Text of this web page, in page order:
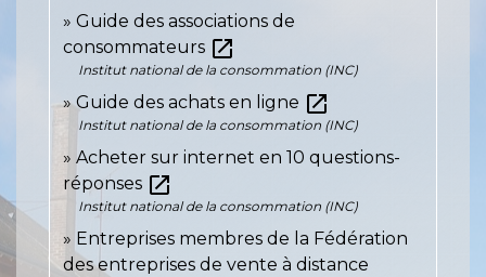
Guide des associations de
consommateurs open_in_new
Institut national de la consommation (INC)
Guide des achats en ligne open_in_new
Institut national de la consommation (INC)
Acheter sur internet en 10 questions-
réponses open_in_new
Institut national de la consommation (INC)
Entreprises membres de la Fédération
des entreprises de vente à distance